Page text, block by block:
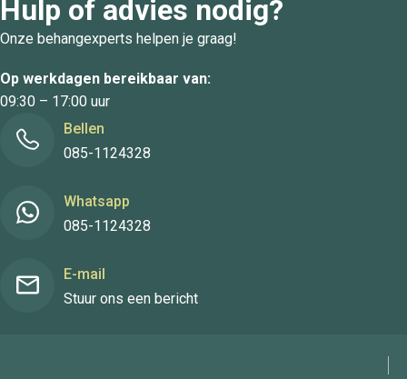
Hulp of advies nodig?
Onze behangexperts helpen je graag!
Op werkdagen bereikbaar van:
09:30 – 17:00 uur
Bellen
085-1124328
Whatsapp
085-1124328
E-mail
Stuur ons een bericht